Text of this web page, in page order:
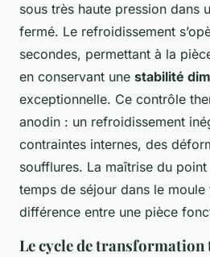
sous très haute pression dans
fermé. Le refroidissement
secondes, permettant à la
en conservant une stabilité
exceptionnelle. Ce contrôle
anodin : un refroidissement
contraintes internes, des
soufflures. La maîtrise du
temps de séjour dans le
différence entre une pièce
Le cycle de